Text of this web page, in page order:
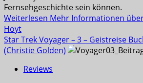
Fernsehgeschichte sein können.
Weiterlesen Mehr Informationen
Hoyt
Star Trek Voyager – 3 – Geistreise
(Christie Golden)
Reviews